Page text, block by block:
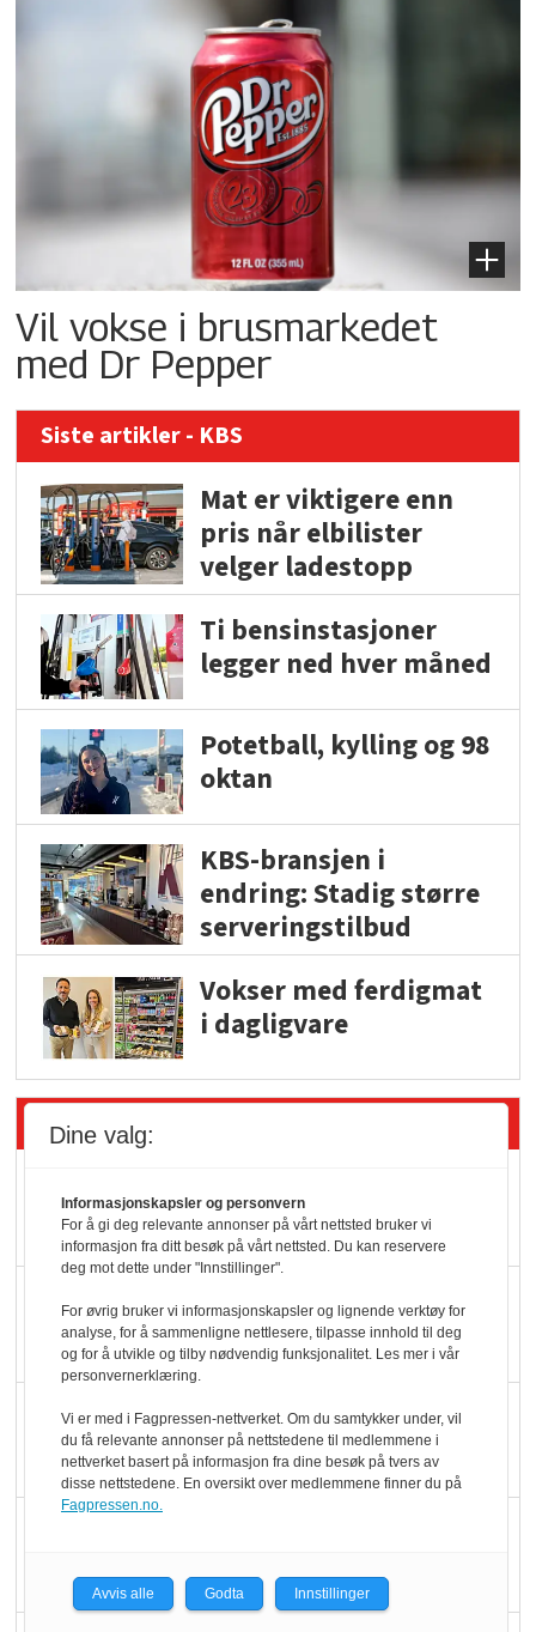
Vil vokse i brusmarkedet
med Dr Pepper
Siste artikler - KBS
Mat er viktigere enn
pris når elbilister
velger ladestopp
Ti bensinstasjoner
legger ned hver måned
Potetball, kylling og 98
oktan
KBS-bransjen i
endring: Stadig større
serveringstilbud
Vokser med ferdigmat
i dagligvare
Siste artikler - Butikk i praksis
dundrer videre
Slik opprettholdes
ølsalget
Færre varer, men fulle
hyller
Dine valg:
Informasjonskapsler og personvern
For å gi deg relevante annonser på vårt nettsted bruker vi
informasjon fra ditt besøk på vårt nettsted. Du kan reservere
deg mot dette under "Innstillinger".
For øvrig bruker vi informasjonskapsler og lignende verktøy for
analyse, for å sammenligne nettlesere, tilpasse innhold til deg
og for å utvikle og tilby nødvendig funksjonalitet. Les mer i vår
personvernerklæring.
Vi er med i Fagpressen-nettverket. Om du samtykker under, vil
du få relevante annonser på nettstedene til medlemmene i
nettverket basert på informasjon fra dine besøk på tvers av
disse nettstedene. En oversikt over medlemmene finner du på
Fagpressen.no.
Avvis alle Godta Innstillinger